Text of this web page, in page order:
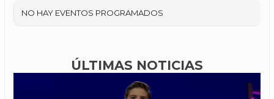
NO HAY EVENTOS PROGRAMADOS
ÚLTIMAS NOTICIAS